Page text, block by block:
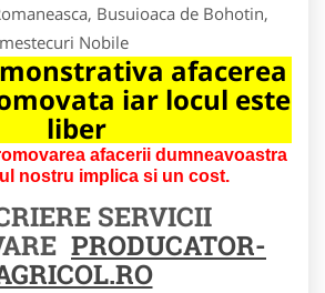
Busuioaca de Bohotin,
Nobile
afacerea
iar locul este
liber
afacerii dumneavoastra
nostru implica si un cost.
SERVICII
PRODUCATOR-